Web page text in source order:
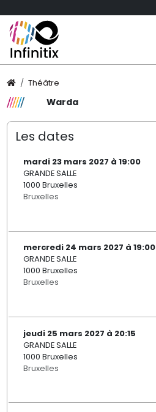
Théâtre
Warda
Les dates
mardi 23 mars 2027 à 19:00
GRANDE SALLE
1000 Bruxelles
Bruxelles
mercredi 24 mars 2027 à 19:00
GRANDE SALLE
1000 Bruxelles
Bruxelles
jeudi 25 mars 2027 à 20:15
GRANDE SALLE
1000 Bruxelles
Bruxelles